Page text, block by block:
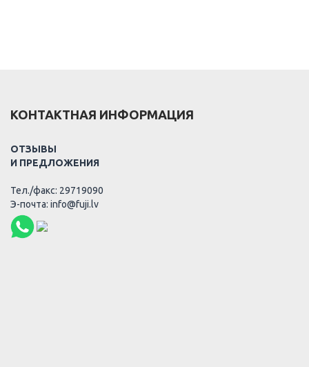
КОНТАКТНАЯ ИНФОРМАЦИЯ
ОТЗЫВЫ
И ПРЕДЛОЖЕНИЯ
Тел./факс: 29719090
Э-почта: info@fuji.lv